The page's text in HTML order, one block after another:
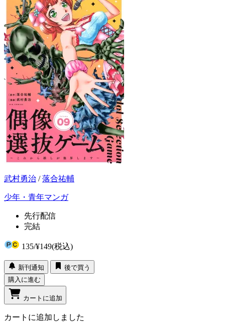
武村勇治 /落合祐輔
少年・青年マンガ
先行配信
完結
135/¥149(税込)
新刊通知
後で買う
購入に進む
カートに追加
カートに追加しました